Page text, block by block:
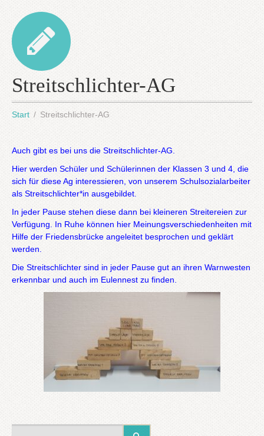
Streitschlichter-AG
Start Streitschlichter-AG
Auch gibt es bei uns die Streitschlichter-AG.
Hier werden Schüler und Schülerinnen der Klassen 3 und 4, die
sich für diese Ag interessieren, von unserem Schulsozialarbeiter
als Streitschlichter*in ausgebildet.
In jeder Pause stehen diese dann bei kleineren Streitereien zur
Verfügung. In Ruhe können hier Meinungsverschiedenheiten mit
Hilfe der Friedensbrücke angeleitet besprochen und geklärt
werden.
Die Streitschlichter sind in jeder Pause gut an ihren Warnwesten
erkennbar und auch im Eulennest zu finden.